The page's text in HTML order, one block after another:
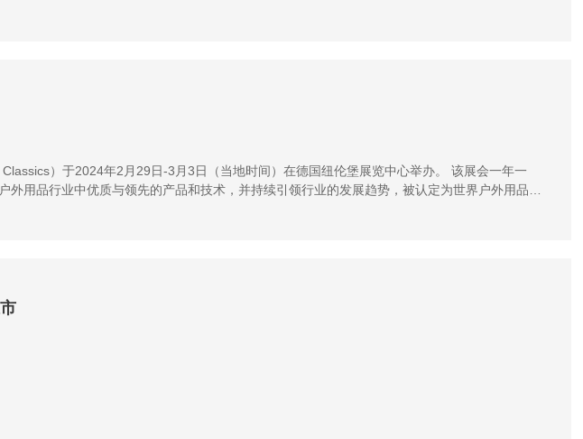
）于2024年2月29日-3月3日（当地时间）在德国纽伦堡展览中心举办。 该展会一年一
用品行业中优质与领先的产品和技术，并持续引领行业的发展趋势，被认定为世界户外用品行